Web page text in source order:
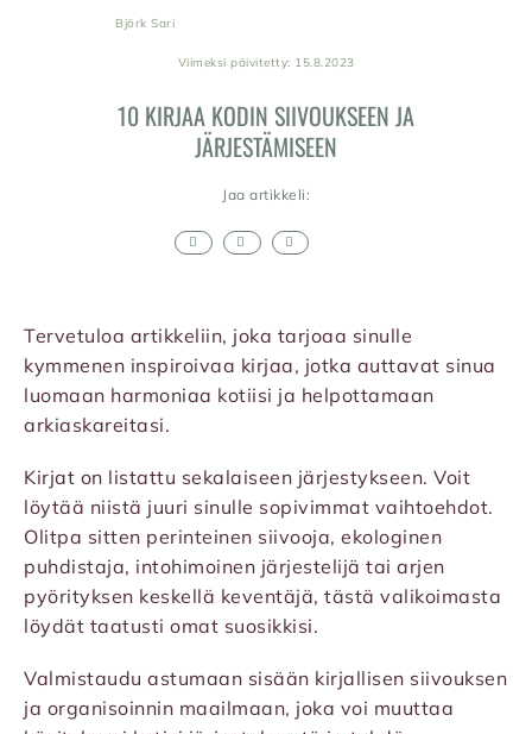
Björk Sari
Viimeksi päivitetty: 15.8.2023
10 KIRJAA KODIN SIIVOUKSEEN JA
JÄRJESTÄMISEEN
Jaa artikkeli:
Tervetuloa artikkeliin, joka tarjoaa sinulle
kymmenen inspiroivaa kirjaa, jotka auttavat sinua
luomaan harmoniaa kotiisi ja helpottamaan
arkiaskareitasi.
Kirjat on listattu sekalaiseen järjestykseen. Voit
löytää niistä juuri sinulle sopivimmat vaihtoehdot.
Olitpa sitten perinteinen siivooja, ekologinen
puhdistaja, intohimoinen järjestelijä tai arjen
pyörityksen keskellä keventäjä, tästä valikoimasta
löydät taatusti omat suosikkisi.
Valmistaudu astumaan sisään kirjallisen siivouksen
ja organisoinnin maailmaan, joka voi muuttaa